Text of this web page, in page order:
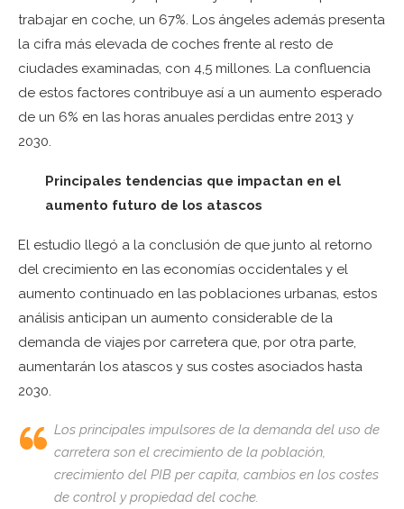
trabajar en coche, un 67%. Los ángeles además presenta
la cifra más elevada de coches frente al resto de
ciudades examinadas, con 4,5 millones. La confluencia
de estos factores contribuye así a un aumento esperado
de un 6% en las horas anuales perdidas entre 2013 y
2030.
Principales tendencias que impactan en el
aumento futuro de los atascos
El estudio llegó a la conclusión de que junto al retorno
del crecimiento en las economías occidentales y el
aumento continuado en las poblaciones urbanas, estos
análisis anticipan un aumento considerable de la
demanda de viajes por carretera que, por otra parte,
aumentarán los atascos y sus costes asociados hasta
2030.
Los principales impulsores de la demanda del uso de
carretera son el crecimiento de la población,
crecimiento del PIB per capita, cambios en los costes
de control y propiedad del coche.